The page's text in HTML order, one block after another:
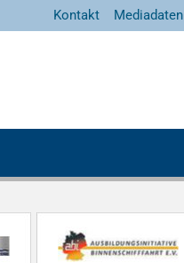
Kontakt Mediadaten